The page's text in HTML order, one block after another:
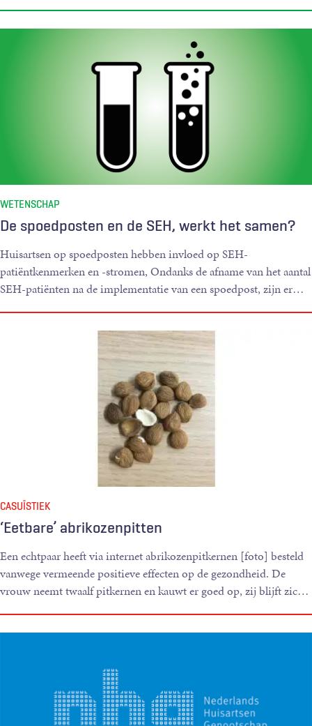
De spoedposten en de SEH, werkt het samen?
WETENSCHAP
Huisartsen op spoedposten hebben invloed op SEH-
patiëntkenmerken en -stromen, Ondanks de afname van het aantal
SEH-patiënten na de implementatie van een spoedpost, zijn er…
‘Eetbare’ abrikozenpitten
CASUÏSTIEK
Een echtpaar heeft via internet abrikozenpitkernen [foto] besteld
vanwege vermeende positieve effecten op de gezondheid. De
vrouw neemt twaalf pitkernen en kauwt er goed op, zij blijft zic…